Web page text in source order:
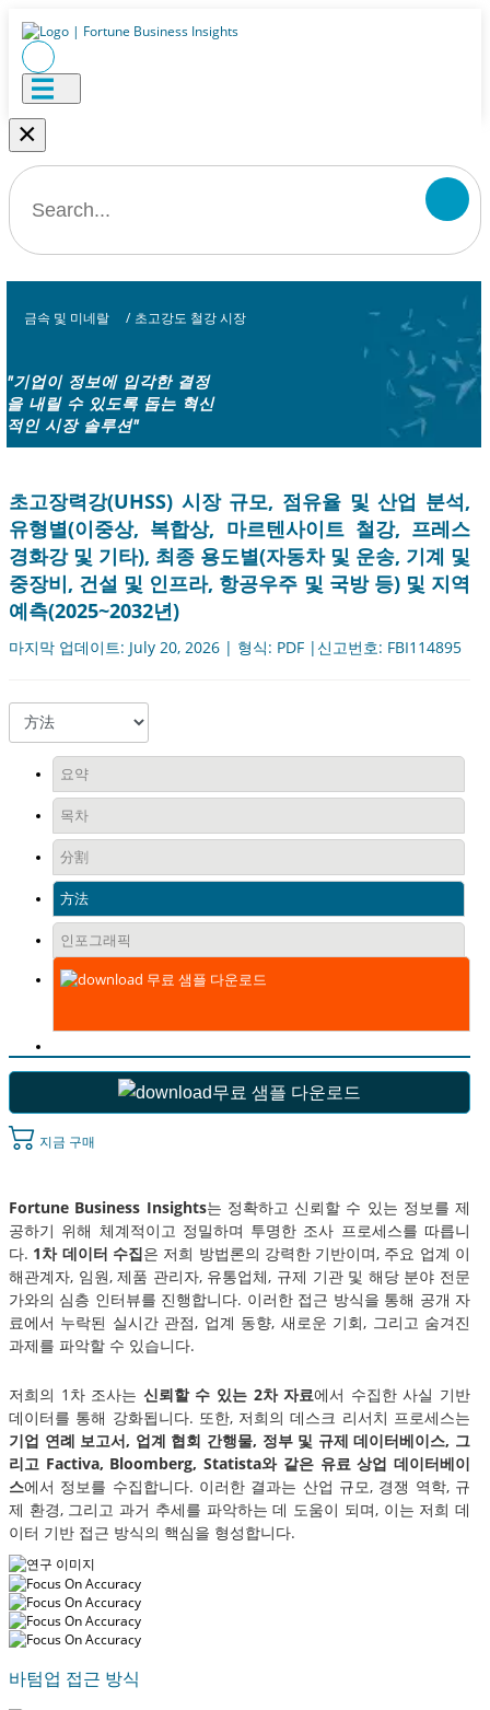
×
금속 및 미네랄 / 초고강도 철강 시장
"기업이 정보에 입각한 결정
을 내릴 수 있도록 돕는 혁신
적인 시장 솔루션"
초고장력강(UHSS) 시장 규모, 점유율 및 산업 분석,
유형별(이중상, 복합상, 마르텐사이트 철강, 프레스
경화강 및 기타), 최종 용도별(자동차 및 운송, 기계 및
중장비, 건설 및 인프라, 항공우주 및 국방 등) 및 지역
예측(2025~2032년)
마지막 업데이트: July 20, 2026 | 형식: PDF |신고번호: FBI114895
요약
목차
分割
方法
인포그래픽
무료 샘플 다운로드
무료 샘플 다운로드
지금 구매
Fortune Business Insights는 정확하고 신뢰할 수 있는 정보를 제
공하기 위해 체계적이고 정밀하며 투명한 조사 프로세스를 따릅니
다. 1차 데이터 수집은 저희 방법론의 강력한 기반이며, 주요 업계 이
해관계자, 임원, 제품 관리자, 유통업체, 규제 기관 및 해당 분야 전문
가와의 심층 인터뷰를 진행합니다. 이러한 접근 방식을 통해 공개 자
료에서 누락된 실시간 관점, 업계 동향, 새로운 기회, 그리고 숨겨진
과제를 파악할 수 있습니다.
저희의 1차 조사는 신뢰할 수 있는 2차 자료에서 수집한 사실 기반
데이터를 통해 강화됩니다. 또한, 저희의 데스크 리서치 프로세스는
기업 연례 보고서, 업계 협회 간행물, 정부 및 규제 데이터베이스, 그
리고 Factiva, Bloomberg, Statista와 같은 유료 상업 데이터베이
스에서 정보를 수집합니다. 이러한 결과는 산업 규모, 경쟁 역학, 규
제 환경, 그리고 과거 추세를 파악하는 데 도움이 되며, 이는 저희 데
이터 기반 접근 방식의 핵심을 형성합니다.
바텀업 접근 방식